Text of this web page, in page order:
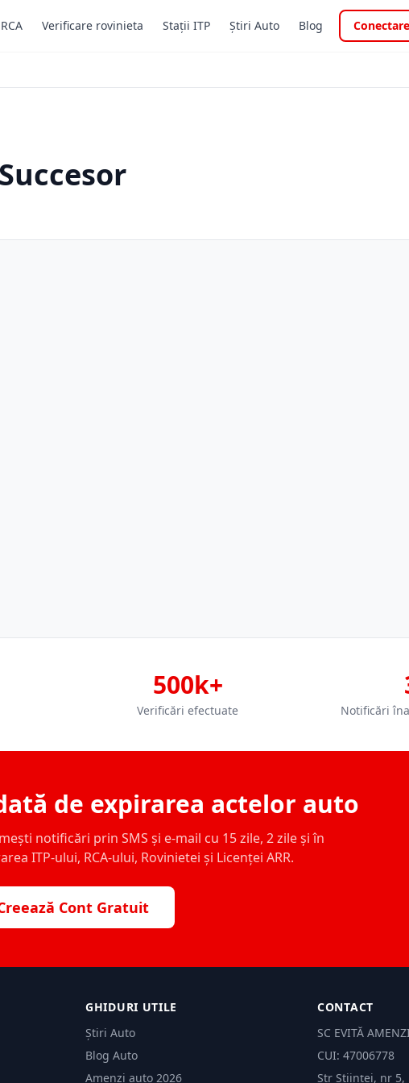
Verificare rovinieta Stații ITP Știri Auto Blog Conectare
500k+
Verificări efectuate Notificări
de expirarea actelor auto
notificări prin SMS și e-mail cu 15 zile, 2 zile și în
ITP-ului, RCA-ului, Rovinietei și Licenței ARR.
Cont Gratuit
GHIDURI UTILE
Știri Auto
Blog Auto
Amenzi auto 2026
CONTACT
SC EVITĂ
CUI: 47006778
Str Științei, nr 5,